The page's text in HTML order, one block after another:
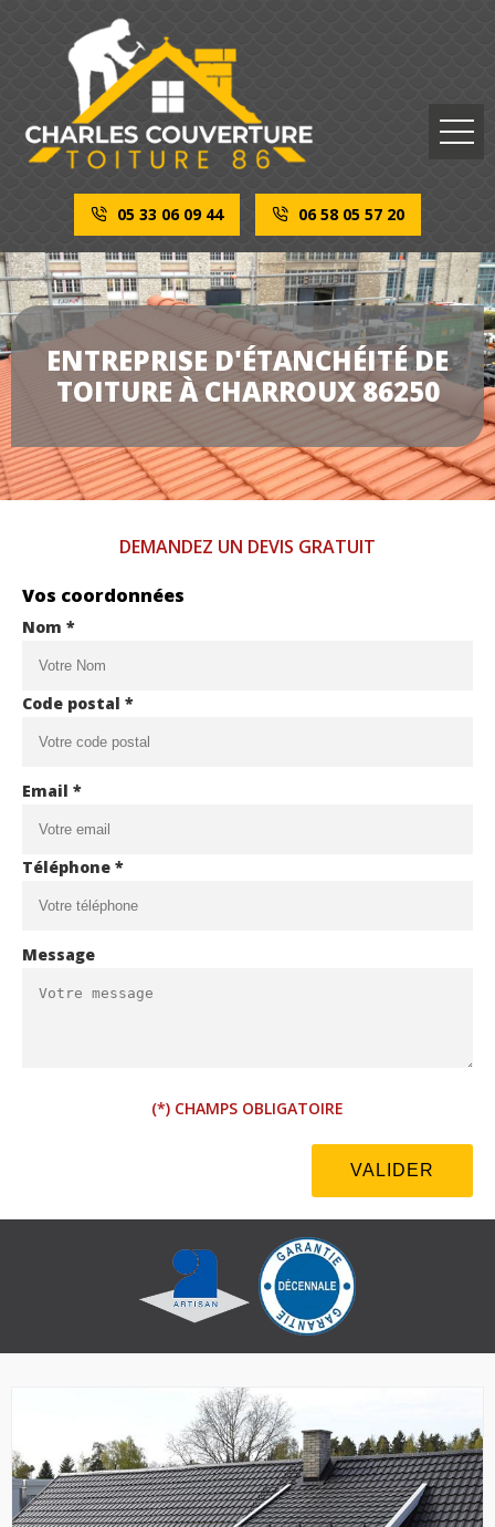
05 33 06 09 44 06 58 05 57 20
ENTREPRISE D'ÉTANCHÉITÉ DE
TOITURE À CHARROUX 86250
DEMANDEZ UN DEVIS GRATUIT
Vos coordonnées
Nom *
Code postal *
Email *
Téléphone *
Message
(*) CHAMPS OBLIGATOIRE